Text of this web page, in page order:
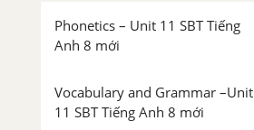
Phonetics – Unit 11 SBT Tiếng
Anh 8 mới
Vocabulary and Grammar –Unit
11 SBT Tiếng Anh 8 mới